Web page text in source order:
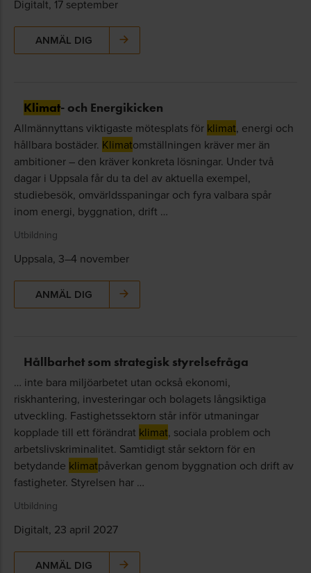
Digitalt, 17 september
ANMÄL DIG
Klimat- och Energikicken
Allmännyttans viktigaste mötesplats för klimat, energi och
hållbara bostäder. Klimatomställningen kräver mer än
ambitioner – den kräver konkreta lösningar. Under två
dagar i Uppsala får du ta del av aktuella exempel,
studiebesök, omvärldsspaningar och fyra valbara spår
inom energi, byggnation, drift …
Utbildning
Uppsala, 3–4 november
ANMÄL DIG
Hållbarhet som strategisk styrelsefråga
… inte bara miljöarbetet utan också ekonomi,
riskhantering, investeringar och bolagets långsiktiga
utveckling. Fastighetssektorn står inför utmaningar
kopplade till ett förändrat klimat, sociala problem och
arbetslivskriminalitet. Samtidigt står sektorn för en
betydande klimatpåverkan genom byggnation och drift av
fastigheter. Styrelsen har …
Utbildning
Digitalt, 23 april 2027
ANMÄL DIG